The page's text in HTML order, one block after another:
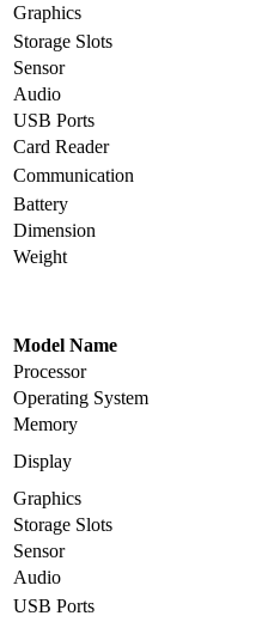
Graphics
Storage Slots
Sensor
Audio
USB Ports
Card Reader
Communication
Battery
Dimension
Weight
Model Name
Processor
Operating System
Memory
Display
Graphics
Storage Slots
Sensor
Audio
USB Ports